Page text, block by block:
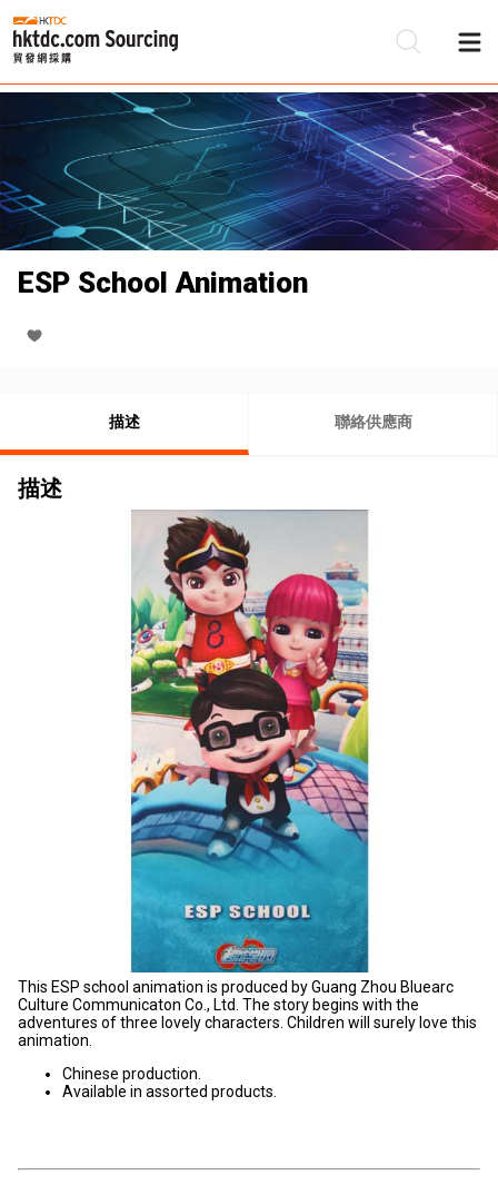
ESP School Animation
描述 聯絡供應商
描述
This ESP school animation is produced by Guang Zhou Bluearc
Culture Communicaton Co., Ltd. The story begins with the
adventures of three lovely characters. Children will surely love this
animation.
Chinese production.
Available in assorted products.